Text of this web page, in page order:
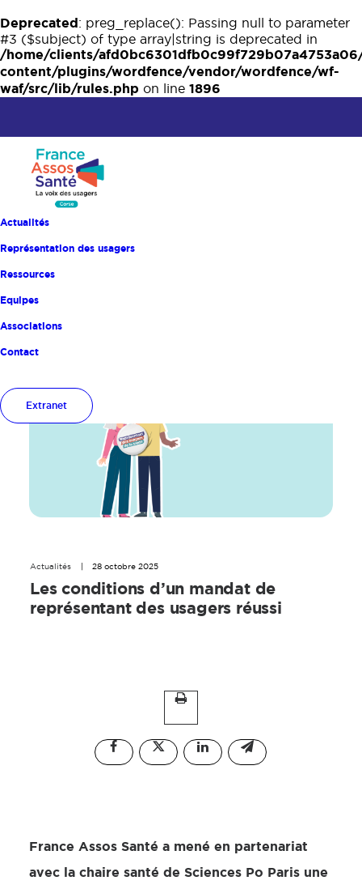
Deprecated: preg_replace(): Passing null to parameter
#3 ($subject) of type array|string is deprecated in
/home/clients/
content/plugins/wordfence/vendor/wordfence/wf-
waf/src/lib/rules.php on line 1896
Actualités
Représentation des usagers
Ressources
Equipes
Associations
Contact
Extranet
Accueil
Actualités 28 octobre 2025
Les conditions d’un mandat de
représentant des usagers réussi
France Assos Santé a mené en partenariat
avec la chaire santé de Sciences Po Paris une